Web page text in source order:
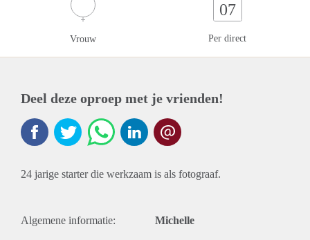
Vrouw
07
Per direct
Deel deze oproep met je vrienden!
24 jarige starter die werkzaam is als fotograaf.
Algemene informatie: Michelle